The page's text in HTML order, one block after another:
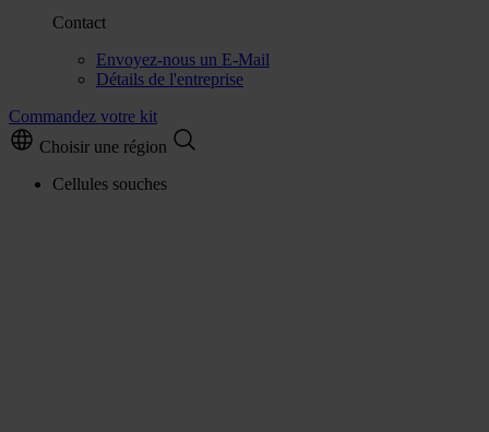
Contact
Envoyez-nous un E-Mail
Détails de l'entreprise
Commandez votre kit
Choisir une région
Cellules souches